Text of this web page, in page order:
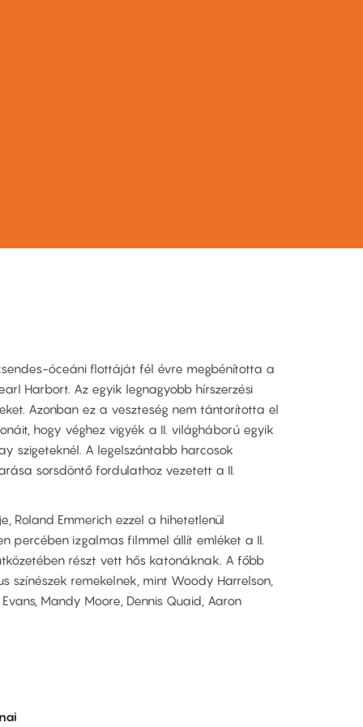
óceáni flottáját fél évre megbénította a
Harbort. Az egyik legnagyobb hírszerzési
Azonban ez a veszteség nem tántorította el
hogy véghez vigyék a II. világháború egyik
szigeteknél. A legelszántabb harcosok
sorsdöntő fordulathoz vezetett a II.
Roland Emmerich ezzel a hihetetlenül
percében izgalmas filmmel állít emléket a II.
részt vett hős katonáknak. A főbb
színészek remekelnek, mint Woody Harrelson,
Mandy Moore, Dennis Quaid, Aaron